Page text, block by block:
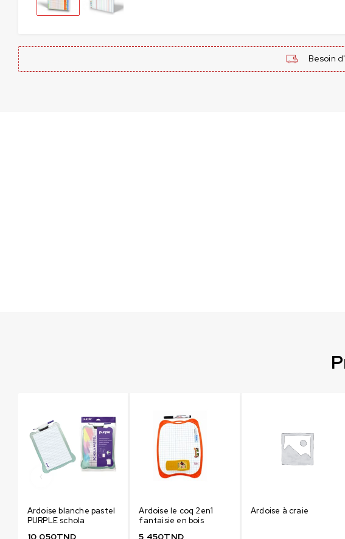
Besoin
Ardoise blanche pastel
PURPLE schola
Ardoise le coq 2en1
fantaisie en bois
Ardoise à craie